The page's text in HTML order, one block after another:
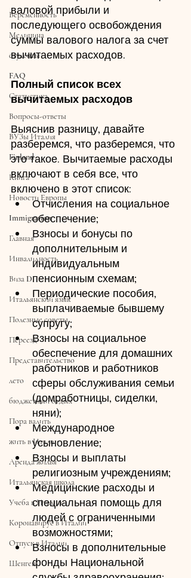
Беременность
Медицина
студенты
FAQ
Статистика
Вопросы-ответы
ВУЗы Италия
Finland
Книга
Новости Европы
Immigration
Главная
Инвалидность
Виза D
Итальянский язык
Полезные советы
Переезд
Представительство
лето
бюджетный отдых
Пора валить
жить в Италии
Аренда жилья
Итальянская школа
Учеба в Италии
Коронавирус в Италии
Отпуск в Италии
Шенген
валовой прибыли и
последующего освобождения
суммы валового налога за счет
вычитаемых расходов.
Полный список всех
вычитаемых расходов
Выяснив разницу, давайте
разберемся, что разберемся, что
это такое. Вычитаемые расходы
включают в себя все, что
включено в этот список:
Отчисления на социальное
обеспечение;
Взносы и бонусы по
дополнительным и
индивидуальным
пенсионным схемам;
Периодические пособия,
выплачиваемые бывшему
супругу;
Взносы на социальное
обеспечение для домашних
работников и работников
сферы обслуживания семьи
(домработницы, сиделки,
няни);
Международное
усыновление;
Взносы и выплаты
религиозным учреждениям;
Медицинские расходы и
специальная помощь для
людей с ограниченными
возможностями;
Взносы в дополнительные
фонды Национальной